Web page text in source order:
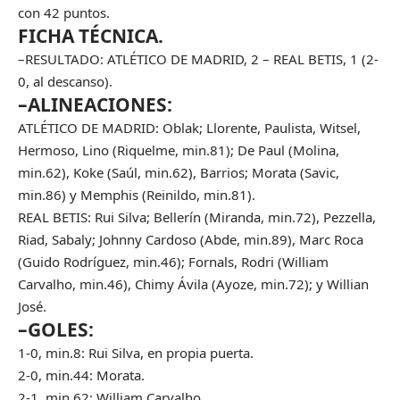
con 42 puntos.
FICHA TÉCNICA.
–RESULTADO: ATLÉTICO DE MADRID, 2 – REAL BETIS, 1 (2-
0, al descanso).
–ALINEACIONES:
ATLÉTICO DE MADRID: Oblak; Llorente, Paulista, Witsel,
Hermoso, Lino (Riquelme, min.81); De Paul (Molina,
min.62), Koke (Saúl, min.62), Barrios; Morata (Savic,
min.86) y Memphis (Reinildo, min.81).
REAL BETIS: Rui Silva; Bellerín (Miranda, min.72), Pezzella,
Riad, Sabaly; Johnny Cardoso (Abde, min.89), Marc Roca
(Guido Rodríguez, min.46); Fornals, Rodri (William
Carvalho, min.46), Chimy Ávila (Ayoze, min.72); y Willian
José.
–GOLES:
1-0, min.8: Rui Silva, en propia puerta.
2-0, min.44: Morata.